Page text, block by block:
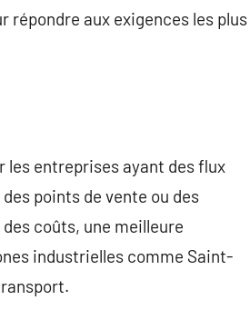
répondre aux exigences les plus
les entreprises ayant des flux
points de vente ou des
coûts, une meilleure
industrielles comme Saint-